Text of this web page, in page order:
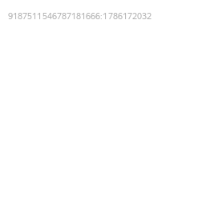
9187511546787181666:1786172032